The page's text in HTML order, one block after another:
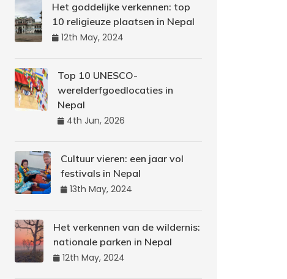
Het goddelijke verkennen: top
10 religieuze plaatsen in Nepal
12th May, 2024
Top 10 UNESCO-
werelderfgoedlocaties in
Nepal
4th Jun, 2026
Cultuur vieren: een jaar vol
festivals in Nepal
13th May, 2024
Het verkennen van de wildernis:
nationale parken in Nepal
12th May, 2024